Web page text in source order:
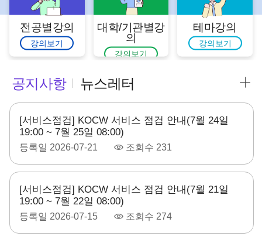
전공별강의
강의보기
대학/기관별강
의
강의보기
테마강의
강의보기
공지사항 뉴스레터
[서비스점검] KOCW 서비스 점검 안내(7월 24일
19:00 ~ 7월 25일 08:00)
등록일 2026-07-21 조회수 231
[서비스점검] KOCW 서비스 점검 안내(7월 21일
19:00 ~ 7월 22일 08:00)
등록일 2026-07-15 조회수 274